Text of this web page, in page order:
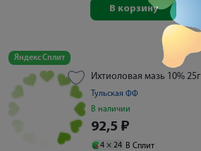
В корзину
Яндекс Сплит
Ихтиоловая мазь 10% 25г
Тульская ФФ
В наличии
92,5 ₽
4 × 24 В Сплит